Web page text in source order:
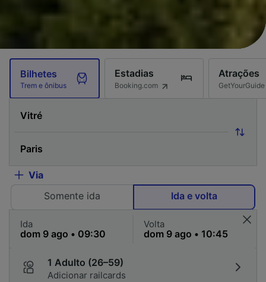
Bilhetes
Trem e ônibus
Estadias
Booking.com
Atrações
GetYourGuide
Via
Somente ida
Ida e volta
Ida Volta
1 Adulto (26–59)
Adicionar railcards